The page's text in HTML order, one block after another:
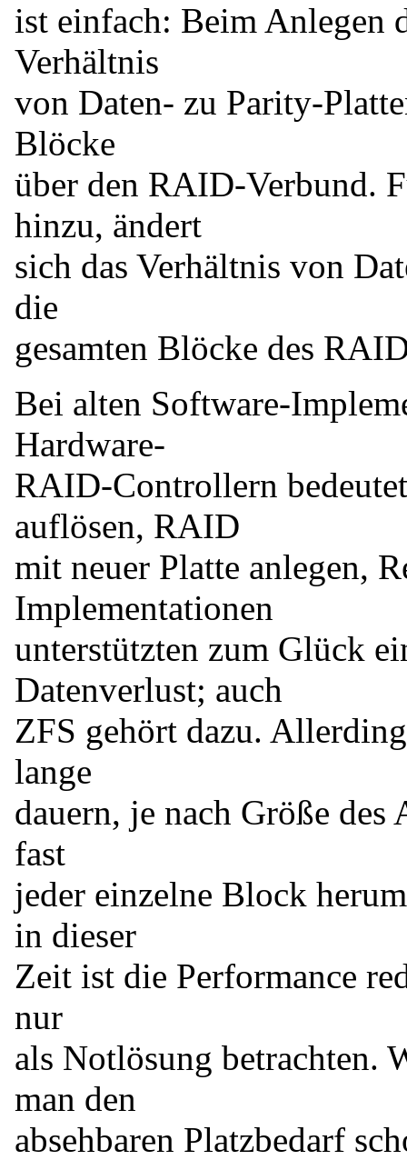
ist einfach: Beim Anlegen
Verhältnis
von Daten- zu Parity-
Blöcke
über den RAID-Verbund.
hinzu, ändert
sich das Verhältnis von
die
gesamten Blöcke des
Bei alten Software-
Hardware-
RAID-Controllern
auflösen, RAID
mit neuer Platte anlegen,
Implementationen
unterstützten zum Glück
Datenverlust; auch
ZFS gehört dazu.
lange
dauern, je nach Größe des
fast
jeder einzelne Block
in dieser
Zeit ist die Performance
nur
als Notlösung betrachten.
man den
absehbaren Platzbedarf